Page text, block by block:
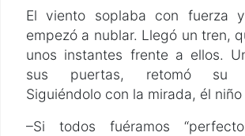
El viento soplaba con fuerza
empezó a nublar. Llegó un tren,
unos instantes frente a ellos.
sus puertas, retomó su
Siguiéndolo con la mirada, él niño
–Si todos fuéramos